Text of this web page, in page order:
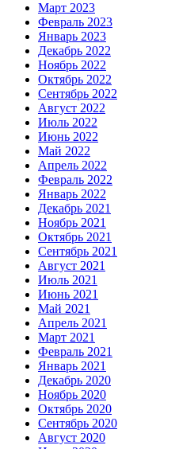
Март 2023
Февраль 2023
Январь 2023
Декабрь 2022
Ноябрь 2022
Октябрь 2022
Сентябрь 2022
Август 2022
Июль 2022
Июнь 2022
Май 2022
Апрель 2022
Февраль 2022
Январь 2022
Декабрь 2021
Ноябрь 2021
Октябрь 2021
Сентябрь 2021
Август 2021
Июль 2021
Июнь 2021
Май 2021
Апрель 2021
Март 2021
Февраль 2021
Январь 2021
Декабрь 2020
Ноябрь 2020
Октябрь 2020
Сентябрь 2020
Август 2020